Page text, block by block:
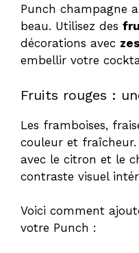
Punch champagne
beau. Utilisez des
décorations avec
embellir votre
Fruits rouges :
Les framboises,
couleur et fraîcheur.
avec le citron et le
contraste visuel
Voici comment
votre Punch :